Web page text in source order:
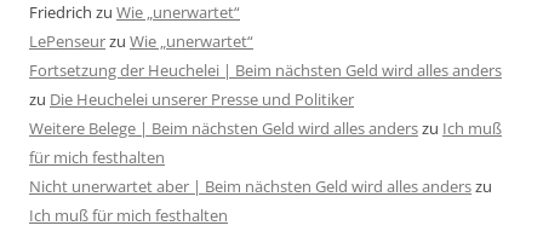
Friedrich zu Wie „unerwartet“
LePenseurzu Wie „unerwartet“
Fortsetzung der Heuchelei | Beim nächsten Geld wird alles anders
zu Die Heuchelei unserer Presse und Politiker
Weitere Belege | Beim nächsten Geld wird alles anderszu Ich muß
für mich festhalten
Nicht unerwartet aber | Beim nächsten Geld wird alles anderszu
Ich muß für mich festhalten